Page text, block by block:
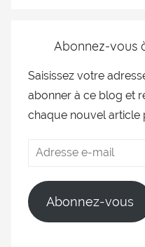
Abonnez-vous
Saisissez votre
abonner à ce blog et
chaque nouvel article
Abonnez-vous